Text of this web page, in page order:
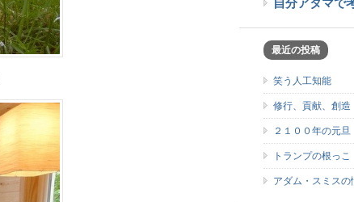
自分アタマで
最近の投稿
笑う人工知能
修行、貢献、創造
２１００年の元旦
トランプの根っこ
アダム・スミスの